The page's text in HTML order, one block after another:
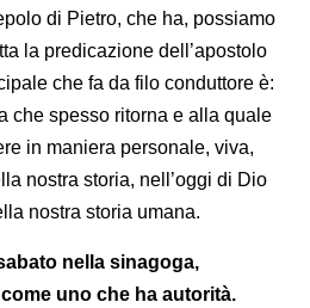
di Pietro, che ha, possiamo
la predicazione dell’apostolo
che fa da filo conduttore è:
che spesso ritorna e alla quale
in maniera personale, viva,
nostra storia, nell’oggi di Dio
nostra storia umana.
nella sinagoga,
uno che ha autorità.